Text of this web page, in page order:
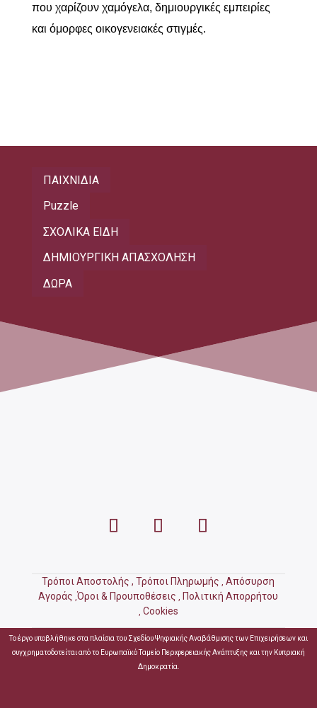
που χαρίζουν χαμόγελα, δημιουργικές εμπειρίες
και όμορφες οικογενειακές στιγμές.
ΠΑΙΧΝΙΔΙΑ
Puzzle
ΣΧΟΛΙΚΑ ΕΙΔΗ
ΔΗΜΙΟΥΡΓΙΚΗ ΑΠΑΣΧΟΛΗΣΗ
ΔΩΡΑ
Τρόποι Αποστολής ,Τρόποι Πληρωμής ,Απόσυρση
Αγοράς ,Όροι & Προυποθέσεις , Πολιτική Απορρήτου
, Cookies
Το έργο υποβλήθηκε στα πλαίσια του Σχεδίου Ψηφιακής Αναβάθμισης των Επιχειρήσεων και
συγχρηματοδοτείται από το Ευρωπαϊκό Ταμείο Περιφερειακής Ανάπτυξης και την Κυπριακή
Δημοκρατία.